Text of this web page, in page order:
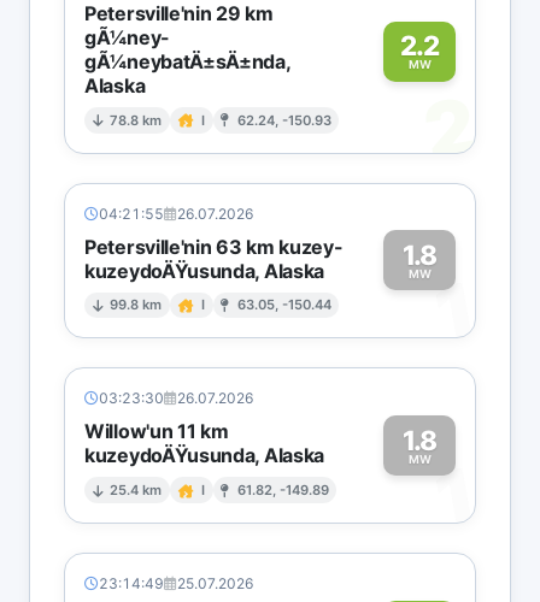
Petersville'nin 29 km
gÃ¼ney-
gÃ¼neybatÄ±sÄ±nda,
Alaska
78.8 km I 62.24, -150.93
2.2
MW
2
04:21:55 26.07.2026
Petersville'nin 63 km kuzey-
kuzeydoÄŸusunda, Alaska
99.8 km I 63.05, -150.44
1.8
MW1
03:23:30 26.07.2026
Willow'un 11 km
kuzeydoÄŸusunda, Alaska
25.4 km I 61.82, -149.89
1.8
MW1
23:14:49 25.07.2026